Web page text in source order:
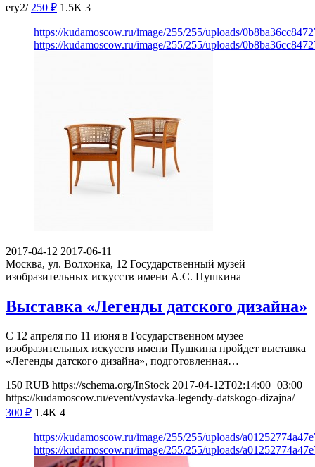
ery2/ 250 ₽ 1.5K 3
https://kudamoscow.ru/image/255/255/uploads/
https://kudamoscow.ru/image/255/255/uploads/
2017-04-12 2017-06-11
Москва, ул. Волхонка, 12 Государственный музей
изобразительных искусств имени А.С. Пушкина
Выставка «Легенды датского дизайна»
С 12 апреля по 11 июня в Государственном музее
изобразительных искусств имени Пушкина пройдет выставка
«Легенды датского дизайна», подготовленная…
150 RUB https://schema.org/InStock 2017-04-12T02:14:00+03:00
https://kudamoscow.ru/event/vystavka-legendy-datskogo-dizajna/
300 ₽ 1.4K 4
https://kudamoscow.ru/image/255/255/uploads/
https://kudamoscow.ru/image/255/255/uploads/